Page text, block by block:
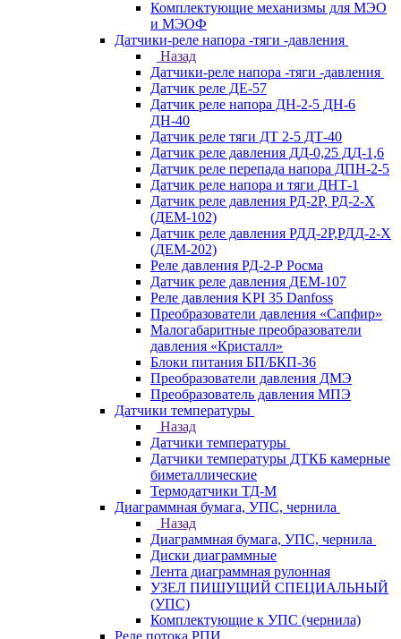
Комплектующие механизмы для МЭО
и МЭОФ
Датчики-реле напора -тяги -давления
Назад
Датчики-реле напора -тяги -давления
Датчик реле ДЕ-57
Датчик реле напора ДН-2-5 ДН-6
ДН-40
Датчик реле тяги ДТ 2-5 ДТ-40
Датчик реле давления ДД-0,25 ДД-1,6
Датчик реле перепада напора ДПН-2-5
Датчик реле напора и тяги ДНТ-1
Датчик реле давления РД-2Р, РД-2-Х
(ДЕМ-102)
Датчик реле давления РДД-2Р,РДД-2-Х
(ДЕМ-202)
Реле давления РД-2-Р Росма
Датчик реле давления ДЕМ-107
Реле давления KPI 35 Danfoss
Преобразователи давления «Сапфир»
Малогабаритные преобразователи
давления «Кристалл»
Блоки питания БП/БКП-36
Преобразователи давления ДМЭ
Преобразователь давления МПЭ
Датчики температуры
Назад
Датчики температуры
Датчики температуры ДТКБ камерные
биметаллические
Термодатчики ТД-М
Диаграммная бумага, УПС, чернила
Назад
Диаграммная бумага, УПС, чернила
Диски диаграммные
Лента диаграммная рулонная
УЗЕЛ ПИШУЩИЙ СПЕЦИАЛЬНЫЙ
(УПС)
Комплектующие к УПС (чернила)
Реле потока РПИ